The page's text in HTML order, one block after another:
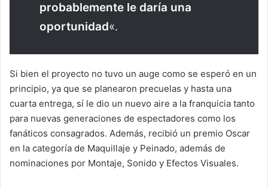
probablemente le daría una
oportunidad«.
Si bien el proyecto no tuvo un auge como se esperó en un
principio, ya que se planearon precuelas y hasta una
cuarta entrega, sí le dio un nuevo aire a la franquicia tanto
para nuevas generaciones de espectadores como los
fanáticos consagrados. Además, recibió un premio Oscar
en la categoría de Maquillaje y Peinado, además de
nominaciones por Montaje, Sonido y Efectos Visuales.